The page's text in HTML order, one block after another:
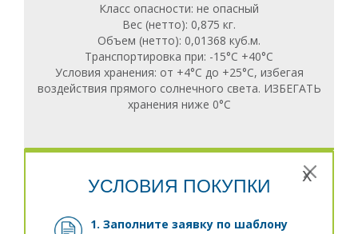
Класс опасности: не опасный
Вес (нетто): 0,875 кг.
Объем (нетто): 0,01368 куб.м.
Транспортировка при: -15°С +40°С
Условия хранения: от +4°С до +25°С, избегая
воздействия прямого солнечного света. ИЗБЕГАТЬ
хранения ниже 0°С
x
УСЛОВИЯ ПОКУПКИ
1. Заполните заявку по шаблону